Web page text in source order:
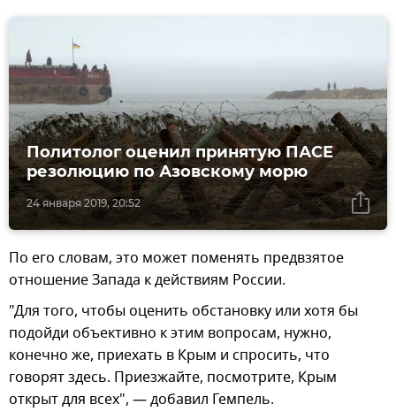
24 января 2019, 20:52
Политолог оценил принятую ПАСЕ
резолюцию по Азовскому морю
По его словам, это может поменять предвзятое
отношение Запада к действиям России.
"Для того, чтобы оценить обстановку или хотя бы
подойди объективно к этим вопросам, нужно,
конечно же, приехать в Крым и спросить, что
говорят здесь. Приезжайте, посмотрите, Крым
открыт для всех", — добавил Гемпель.